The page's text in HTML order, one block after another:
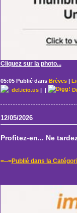
Cliquez sur la photo...
05:05 Publié dans Brèves|
del.icio.us| |
12/05/2026
Profitez-en... Ne
=--=Publié dans la